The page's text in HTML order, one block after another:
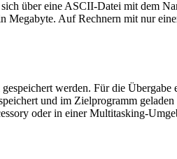
über eine ASCII-Datei mit dem
Auf Rechnern mit nur
werden. Für die
und im Zielprogramm
oder in einer Multitasking-